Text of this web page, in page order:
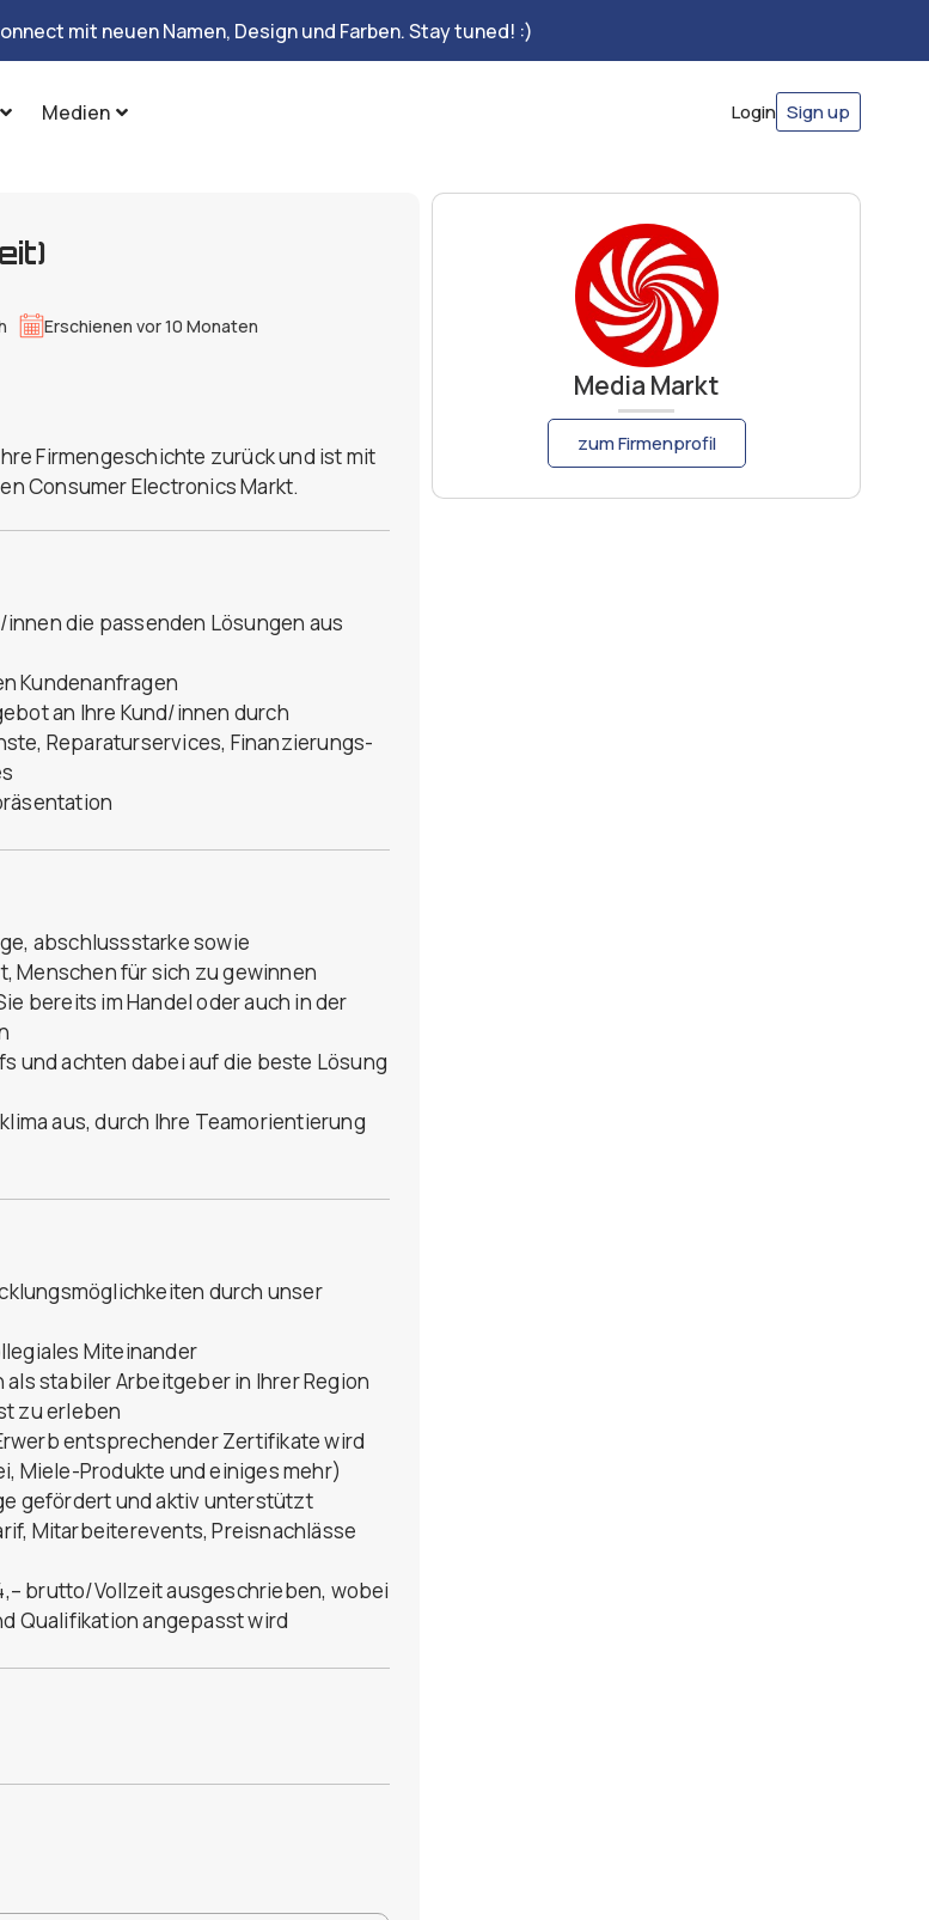
mit neuen Namen, Design und Farben. Stay tuned! :)
Medien Login Sign up
Erschienen vor 10 Monaten
Firmengeschichte zurück und ist mit
Consumer Electronics Markt.
die passenden Lösungen aus
Kundenanfragen
an Ihre Kund/innen durch
Reparaturservices, Finanzierungs-
abschlussstarke sowie
Menschen für sich zu gewinnen
bereits im Handel oder auch in der
und achten dabei auf die beste Lösung
aus, durch Ihre Teamorientierung
durch unser
Miteinander
stabiler Arbeitgeber in Ihrer Region
zu erleben
entsprechender Zertifikate wird
Miele-Produkte und einiges mehr)
gefördert und aktiv unterstützt
Mitarbeiterevents, Preisnachlässe
brutto/Vollzeit ausgeschrieben, wobei
Qualifikation angepasst wird
Media Markt
zum Firmenprofil